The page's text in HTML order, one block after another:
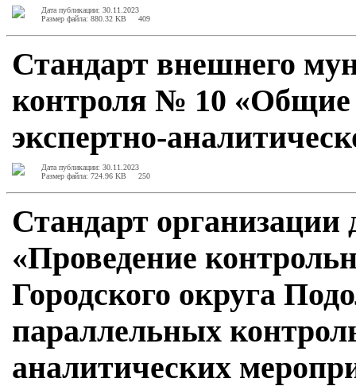
Дата публикации: 30.11.2023
Размер файла: 880.32 KB
409
Стандарт внешнего
контроля № 10 «Общие
экспертно-
Дата публикации: 30.11.2023
Размер файла: 724.96 KB
250
Стандарт
«Проведение
Городского округа
параллельных
аналитических